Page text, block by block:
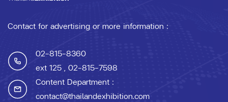
Contact for advertising or more information :
02-815-8360
ext 125 , 02-815-7598
Content Department :
contact@thailandexhibition.com